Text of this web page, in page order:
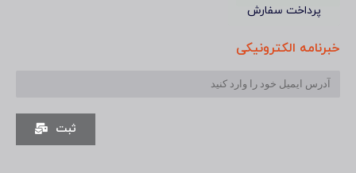
پرداخت سفارش
خبرنامه الکترونیکی
ثبت